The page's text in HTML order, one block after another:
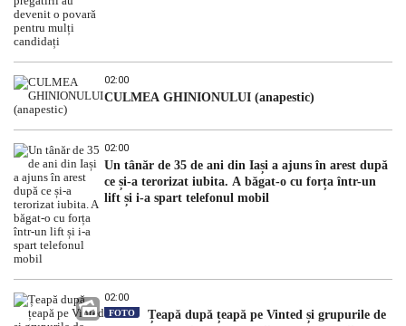
02:00
CULMEA GHINIONULUI (anapestic)
02:00
Un tânăr de 35 de ani din Iași a ajuns în arest după
ce și-a terorizat iubita. A băgat-o cu forța într-un
lift și i-a spart telefonul mobil
02:00
FOTO
Țeapă după țeapă pe Vinted și grupurile de